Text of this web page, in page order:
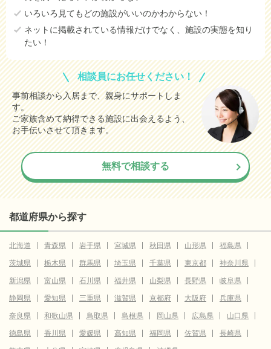
いろいろ見てもどの施設がいいのかわからない！
ネットに掲載されている情報だけでなく、施設の実態を知り
たい！
相談員にお任せください！
事前相談から入居まで、親身にサポートしま
す。
ご家族含めて納得できる施設に出会えるよう、
お手伝いさせて頂きます。
無料で相談する
都道府県から探す
北海道 青森県 岩手県 宮城県 秋田県 山形県
福島県
茨城県
栃木県 群馬県 埼玉県 千葉県 東京都
神奈川県
新潟県
富山県 石川県 福井県 山梨県 長野県
岐阜県
静岡県
愛知県 三重県 滋賀県 京都府 大阪府
兵庫県
奈良県
和歌山県 鳥取県 島根県 岡山県 広島県
山口県
徳島県
香川県 愛媛県 高知県 福岡県 佐賀県
長崎県